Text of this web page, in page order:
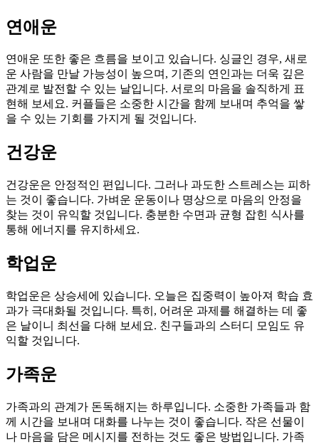
연애운
연애운 또한 좋은 흐름을 보이고 있습니다. 싱글인 경우, 새로
운 사람을 만날 가능성이 높으며, 기존의 연인과는 더욱 깊은
관계로 발전할 수 있는 날입니다. 서로의 마음을 솔직하게 표
현해 보세요. 커플들은 소중한 시간을 함께 보내며 추억을 쌓
을 수 있는 기회를 가지게 될 것입니다.
건강운
건강운은 안정적인 편입니다. 그러나 과도한 스트레스는 피하
는 것이 좋습니다. 가벼운 운동이나 명상으로 마음의 안정을
찾는 것이 유익할 것입니다. 충분한 수면과 균형 잡힌 식사를
통해 에너지를 유지하세요.
학업운
학업운은 상승세에 있습니다. 오늘은 집중력이 높아져 학습 효
과가 극대화될 것입니다. 특히, 어려운 과제를 해결하는 데 좋
은 날이니 최선을 다해 보세요. 친구들과의 스터디 모임도 유
익할 것입니다.
가족운
가족과의 관계가 돈독해지는 하루입니다. 소중한 가족들과 함
께 시간을 보내며 대화를 나누는 것이 좋습니다. 작은 선물이
나 마음을 담은 메시지를 전하는 것도 좋은 방법입니다. 가족